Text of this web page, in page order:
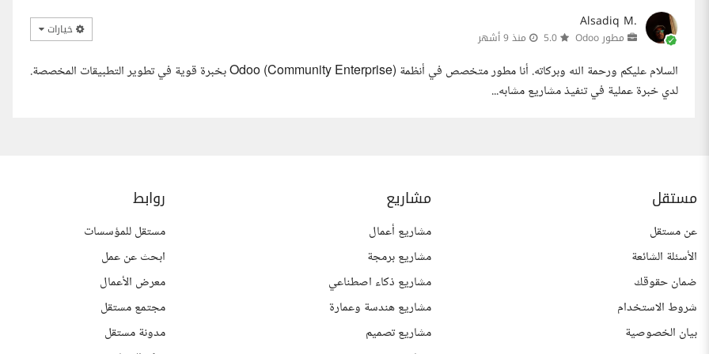
Alsadiq M.
مطور Odoo منذ 9 أشهر خيارات
السلام عليكم ورحمة الله وبركاته. أنا مطور متخصص في أنظمة Odoo (Community Enterprise) بخبرة قوية في تطوير التطبيقات المخصصة.
لدي خبرة عملية في تنفيذ مشاريع مشابه...
مستقل
عن مستقل
الأسئلة الشائعة
ضمان حقوقك
شروط الاستخدام
بيان الخصوصية
مشاريع
مشاريع أعمال
مشاريع برمجة
مشاريع ذكاء اصطناعي
مشاريع هندسة وعمارة
مشاريع تصميم
روابط
مستقل للمؤسسات
ابحث عن عمل
معرض الأعمال
مجتمع مستقل
مدونة مستقل